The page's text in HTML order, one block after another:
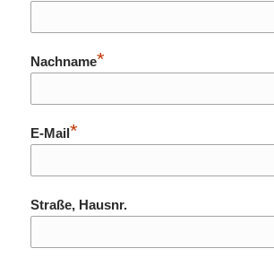
Nachname*
E-Mail *
Straße, Hausnr.